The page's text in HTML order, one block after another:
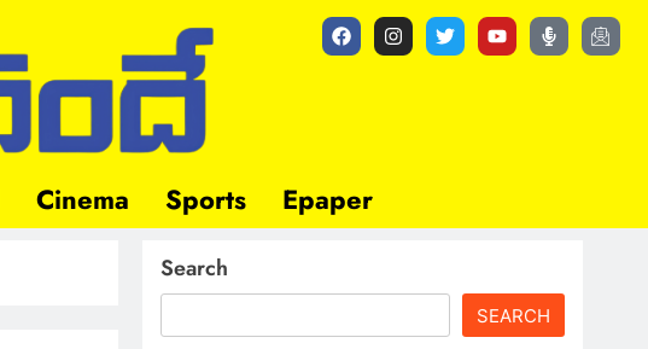
Cinema Sports Epaper
Search
SEARCH